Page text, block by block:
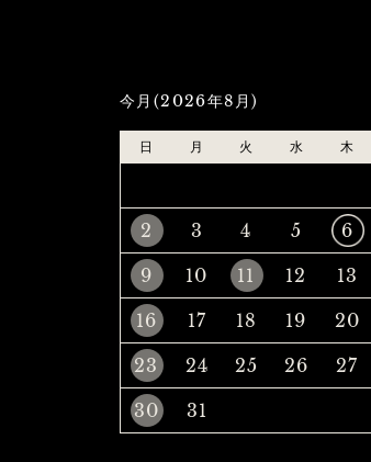
今月(2026年8月)
日 月 火 水 木
2 3 4 5 6
9 10 11 12 13
16 17 18 19 20
23 24 25 26 27
30 31